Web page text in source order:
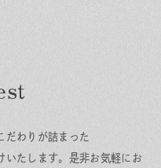
だわりが詰まった
たします。 是非お気軽にお